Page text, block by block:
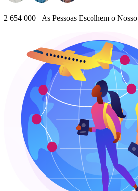
2 654 000+ As Pessoas Escolhem o